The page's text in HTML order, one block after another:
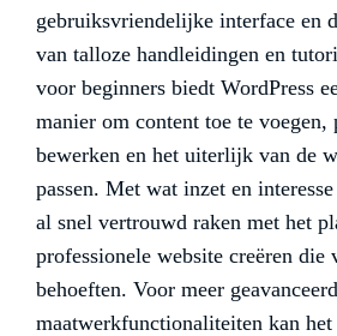
gebruiksvriendelijke interface en
van talloze handleidingen en
voor beginners biedt WordPress
manier om content toe te voegen,
bewerken en het uiterlijk van de
passen. Met wat inzet en
al snel vertrouwd raken met het
professionele website creëren die
behoeften. Voor meer
maatwerkfunctionaliteiten kan